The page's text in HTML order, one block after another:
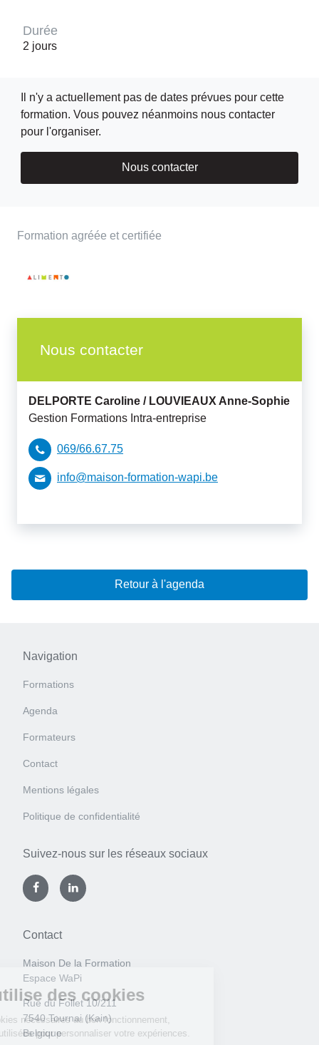
Durée
2 jours
Il n'y a actuellement pas de dates prévues pour cette
formation. Vous pouvez néanmoins nous contacter
pour l'organiser.
Nous contacter
Formation agréée et certifiée
Nous contacter
DELPORTE Caroline / LOUVIEAUX Anne-Sophie
Gestion Formations Intra-entreprise
069/66.67.75
info@maison-formation-wapi.be
Retour à l'agenda
Navigation
Formations
Agenda
Formateurs
Contact
Mentions légales
Politique de confidentialité
Suivez-nous sur les réseaux sociaux
Contact
Maison De la Formation
Espace WaPi
Rue du Follet 10/211
7540 Tournai (Kain)
Belgique